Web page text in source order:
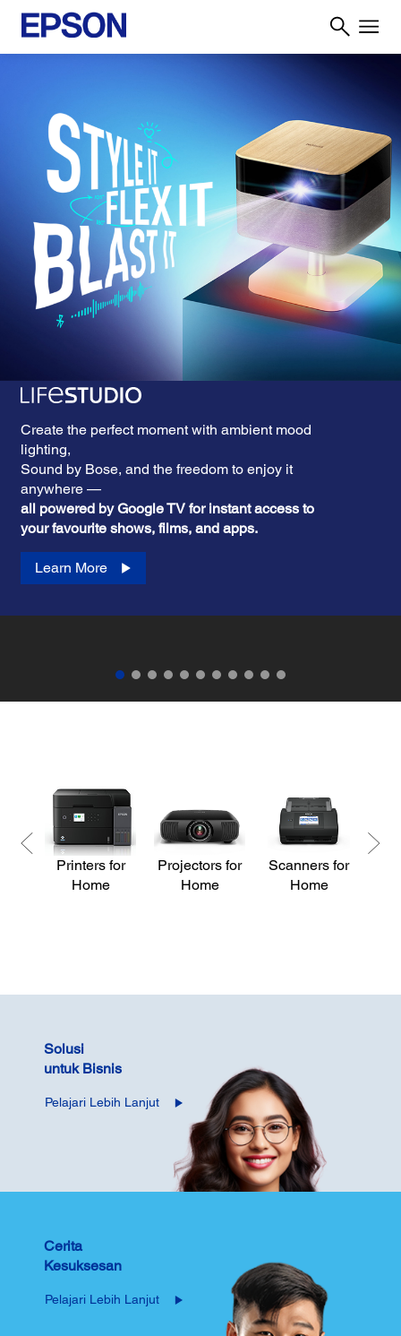
Learn More
Printers for
Home
Projectors for
Home
Scanners for
Home
Solusi
untuk Bisnis
Pelajari Lebih Lanjut
Cerita
Kesuksesan
Pelajari Lebih Lanjut